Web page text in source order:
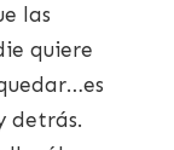
las
quiere
detrás.